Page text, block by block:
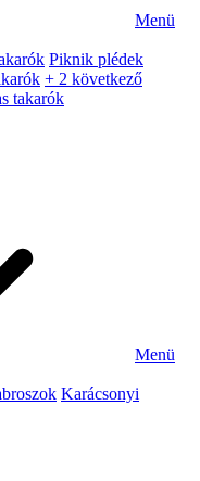
Menü
Piknik plédek
+ 2 következő
takarók
Menü
Karácsonyi